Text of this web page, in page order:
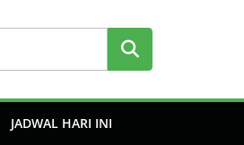
JADWAL HARI INI